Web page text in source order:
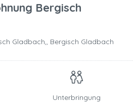
Bergisch
Gladbach,, Bergisch Gladbach
Unterbringung